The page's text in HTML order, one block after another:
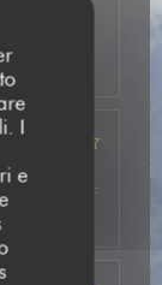
I
e
une
dessert
/ Prezzo
: